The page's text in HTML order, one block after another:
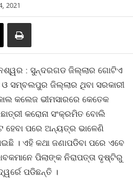
2021
: ସୁନ୍ଦରଗଡ ଜିଲ୍ଲାର ଗୋଟିଏ
ସମ୍ବଲପୁର ଜିଲ୍ଲାର ଥିବା ସରକାରୀ
କଲେଜ ଭୀମସାରରେ କେତେକ
କରୋନା ସଂକ୍ରମିତ ବୋଲି
ହେବା ପରେ ଅନ୍ୟତ୍ର ଭାଳେଣି
। ଏହି କଥା ଜଣାପଡିବା ପରେ ଏବେ
ପିଲାଙ୍କ ନିରାପତ୍ତା ଦୃଷ୍ଟିରୁ
ପଡିଛନ୍ତି ।